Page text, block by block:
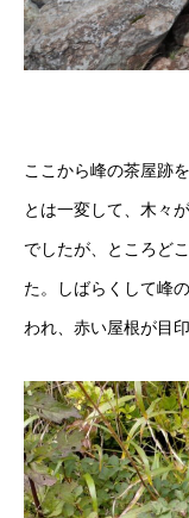
ここから峰の茶屋跡
とは一変して、木々
でしたが、ところど
た。しばらくして峰
われ、赤い屋根が目